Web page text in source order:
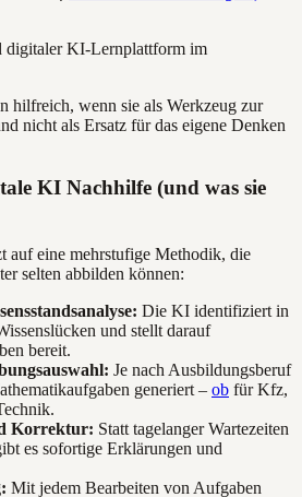
hilfreich, wenn sie als Werkzeug zur
nicht als Ersatz für das eigene Denken
KI Nachhilfe (und was sie
auf eine mehrstufige Methodik, die
selten abbilden können:
Die KI identifiziert in
und stellt darauf
bereit.
Je nach Ausbildungsberuf
generiert – ob für Kfz,
Korrektur: Statt tagelanger Wartezeiten
es sofortige Erklärungen und
Mit jedem Bearbeiten von Aufgaben